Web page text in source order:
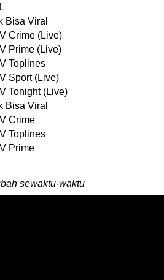
Viral
(Live)
(Live)
Toplines
(Live)
(Live)
Viral
Crime
Toplines
Prime
sewaktu-waktu